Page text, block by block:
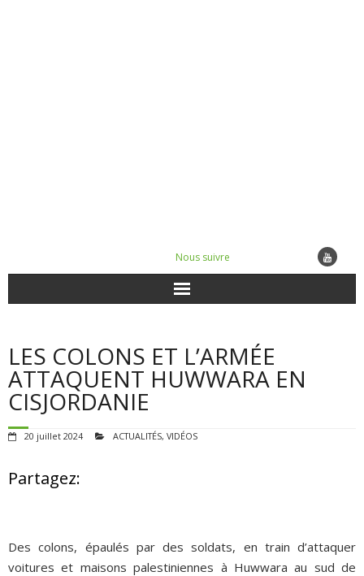
Nous suivre
POUR AGIR
AGENDA
VIDÉOS
QUI SOMMES-NOUS ?
LES COLONS ET L’ARMÉE
ATTAQUENT HUWWARA EN
CISJORDANIE
20 juillet 2024 ACTUALITÉS, VIDÉOS
Partagez:
Des colons, épaulés par des soldats, en train d’attaquer
voitures et maisons palestiniennes à Huwwara au sud de